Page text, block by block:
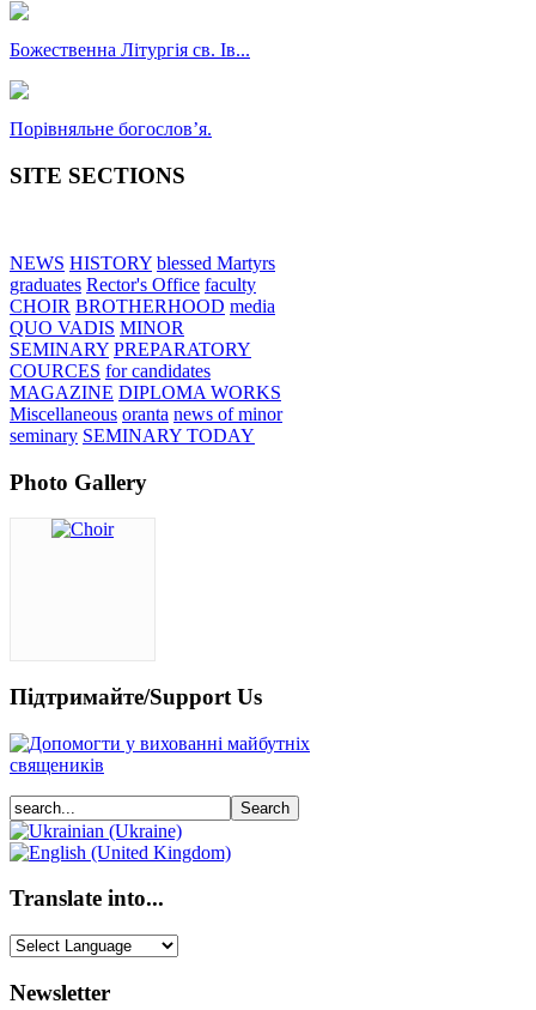
Божественна Літургія св. Ів...
Порівняльне богословʼя.
SITE SECTIONS
NEWS HISTORY blessed Martyrs
graduates Rector's Office faculty
CHOIR BROTHERHOOD media
QUO VADIS MINOR
SEMINARY PREPARATORY
COURCES for candidates
MAGAZINE DIPLOMA WORKS
Miscellaneous oranta news of minor
seminary SEMINARY TODAY
Photo Gallery
Підтримайте/Support Us
Translate into...
Newsletter